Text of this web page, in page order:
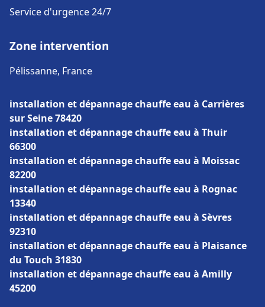
Service d'urgence 24/7
Zone intervention
Pélissanne, France
installation et dépannage chauffe eau à Carrières
sur Seine 78420
installation et dépannage chauffe eau à Thuir
66300
installation et dépannage chauffe eau à Moissac
82200
installation et dépannage chauffe eau à Rognac
13340
installation et dépannage chauffe eau à Sèvres
92310
installation et dépannage chauffe eau à Plaisance
du Touch 31830
installation et dépannage chauffe eau à Amilly
45200